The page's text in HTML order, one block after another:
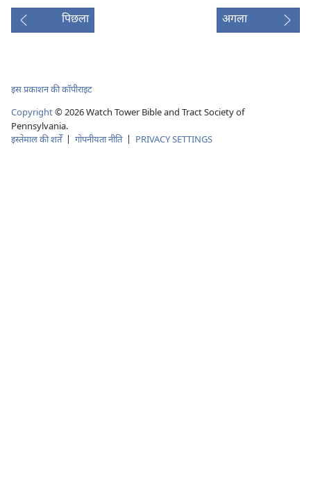
पिछला अगला
इस प्रकाशन की कॉपीराइट
Copyright©2026Watch Tower Bible and Tract Society of
Pennsylvania.
इस्तेमाल की शर्तें| गोपनीयता नीति| PRIVACY SETTINGS